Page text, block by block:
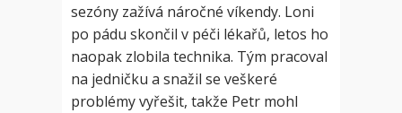
sezóny zažívá náročné víkendy. Loni
po pádu skončil v péči lékařů, letos ho
naopak zlobila technika. Tým pracoval
na jedničku a snažil se veškeré
problémy vyřešit, takže Petr mohl